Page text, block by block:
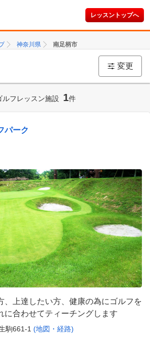
レッスントップへ
神奈川県 南足柄市
変更
フレッスン施設 1件
パーク
、上達したい方、健康の為にゴルフを
に合わせてティーチングします
駒661-1 (地図・経路)